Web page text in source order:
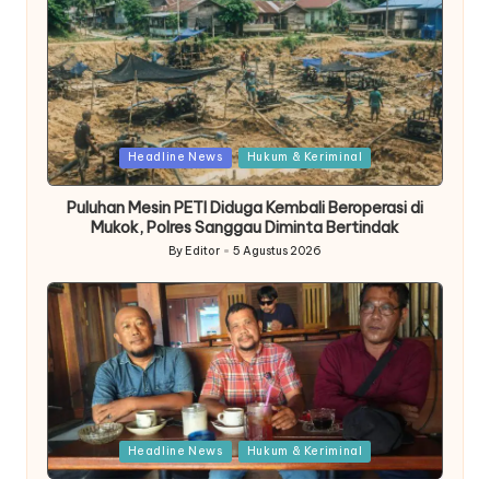
Posted
in
Headline News Hukum & Keriminal
Puluhan Mesin PETI Diduga Kembali Beroperasi di
Mukok, Polres Sanggau Diminta Bertindak
Posted
By Editor 5 Agustus 2026
Posted
in
Headline News Hukum & Keriminal